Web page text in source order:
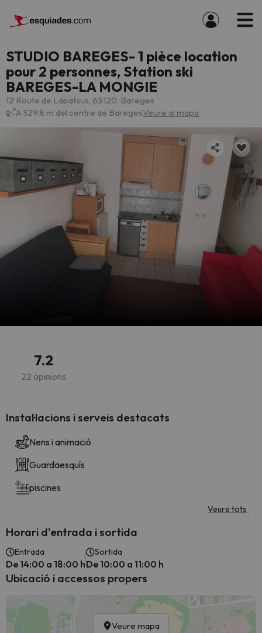
STUDIO BAREGES- 1 pièce location
pour 2 personnes, Station ski
BAREGES-LA MONGIE
12 Route de Labatsus, 65120, Bareges
A 329.8 m del centre de BaregesVeure al mapa
7.2
22 opinions
Instal·lacions i serveis destacats
Nens i animació
Guardaesquís
piscines
Veure tots
Horari d'entrada i sortida
Entrada
De 14:00 a 18:00 h
Sortida
De 10:00 a 11:00 h
Ubicació i accessos propers
Veure mapa